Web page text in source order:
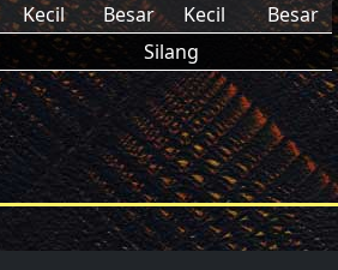
Kecil
Besar
Kecil
Besar
Silang